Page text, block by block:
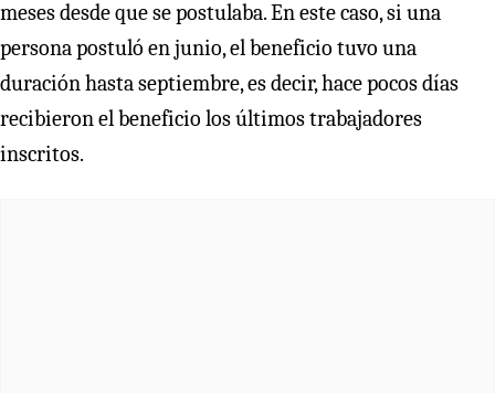
meses desde que se postulaba. En este caso, si una
persona postuló en junio, el beneficio tuvo una
duración hasta septiembre, es decir, hace pocos días
recibieron el beneficio los últimos trabajadores
inscritos.